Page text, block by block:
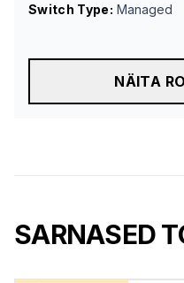
Switch Type: Managed
NÄITA
SARNASED